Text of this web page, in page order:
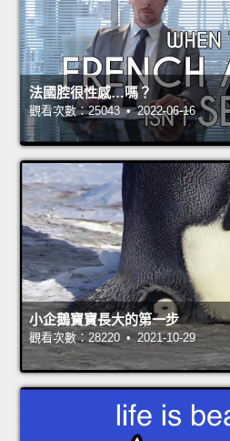
法國腔很性感…嗎？
觀看次數：25043 • 2022-06-16
小企鵝寶寶長大的第一步
觀看次數：28220 • 2021-10-29